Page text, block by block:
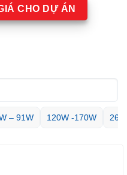
CHO DỰ ÁN
– 91W 120W -170W